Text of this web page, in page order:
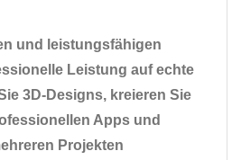
und leistungsfähigen
Leistung auf echte
3D-Designs, kreieren Sie
Apps und
Projekten